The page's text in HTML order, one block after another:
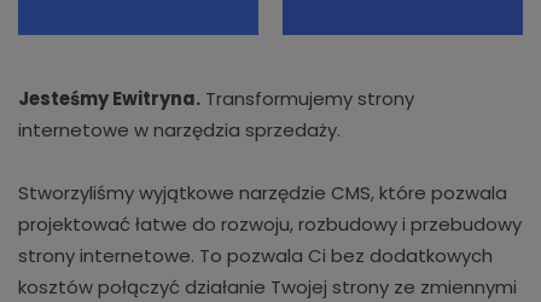
Jesteśmy Ewitryna. Transformujemy strony
internetowe w narzędzia sprzedaży.
Stworzyliśmy wyjątkowe narzędzie CMS, które pozwala
projektować łatwe do rozwoju, rozbudowy i przebudowy
strony internetowe. To pozwala Ci bez dodatkowych
kosztów połączyć działanie Twojej strony ze zmiennymi